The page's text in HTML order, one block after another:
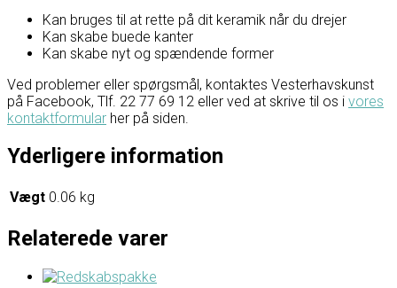
Kan bruges til at rette på dit keramik når du drejer
Kan skabe buede kanter
Kan skabe nyt og spændende former
Ved problemer eller spørgsmål, kontaktes Vesterhavskunst
på Facebook, Tlf. 22 77 69 12 eller ved at skrive til os i vores
kontaktformular her på siden.
Yderligere information
Vægt 0.06 kg
Relaterede varer